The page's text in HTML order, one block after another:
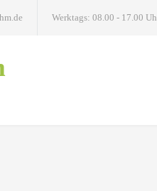
Werktags: 08.00 - 17.00